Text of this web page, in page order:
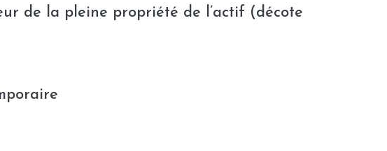
de la pleine propriété de l’actif (décote